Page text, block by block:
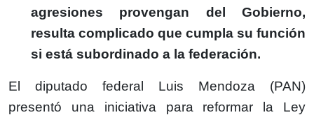
agresiones provengan del Gobierno,
resulta complicado que cumpla su función
si está subordinado a la federación.
El diputado federal Luis Mendoza (PAN)
presentó una iniciativa para reformar la Ley